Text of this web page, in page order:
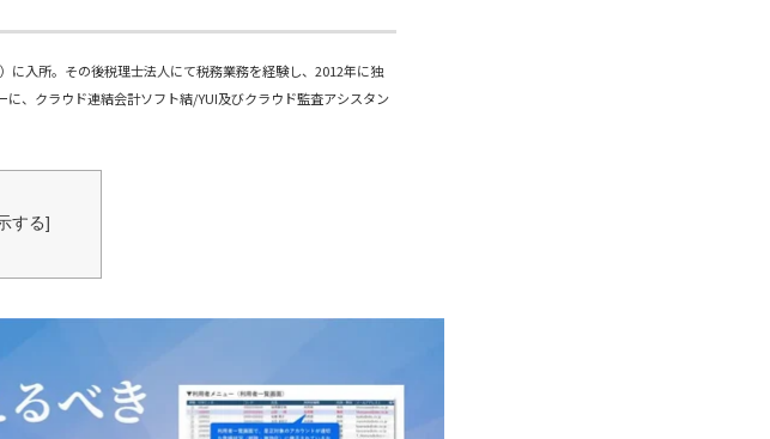
に入所。その後税理士法人にて税務業務を経験し、2012年に独
、クラウド連結会計ソフト結/YUI及びクラウド監査アシスタン
する